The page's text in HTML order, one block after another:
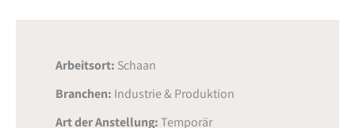
Arbeitsort: Schaan
Branchen: Industrie & Produktion
Art der Anstellung:Temporär